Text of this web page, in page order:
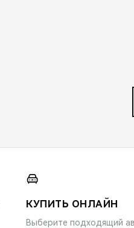
КУПИТЬ ОНЛАЙН
Выберите подходящий